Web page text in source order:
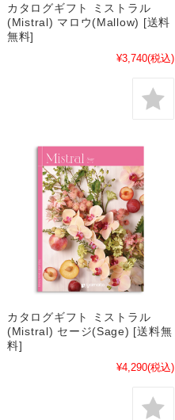
カタログギフト ミストラル
(Mistral) マロウ(Mallow) [送料
無料]
¥3,740(税込)
カタログギフト ミストラル
(Mistral) セージ(Sage) [送料無
料]
¥4,290(税込)